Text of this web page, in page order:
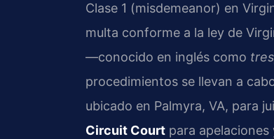
Clase 1 (misdemeanor) en
multa conforme a la ley de
—conocido en inglés como
procedimientos se llevan a
ubicado en Palmyra, VA, para
Circuit Court para